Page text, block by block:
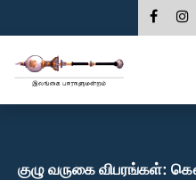
குழு வருகை விபரங்கள்: